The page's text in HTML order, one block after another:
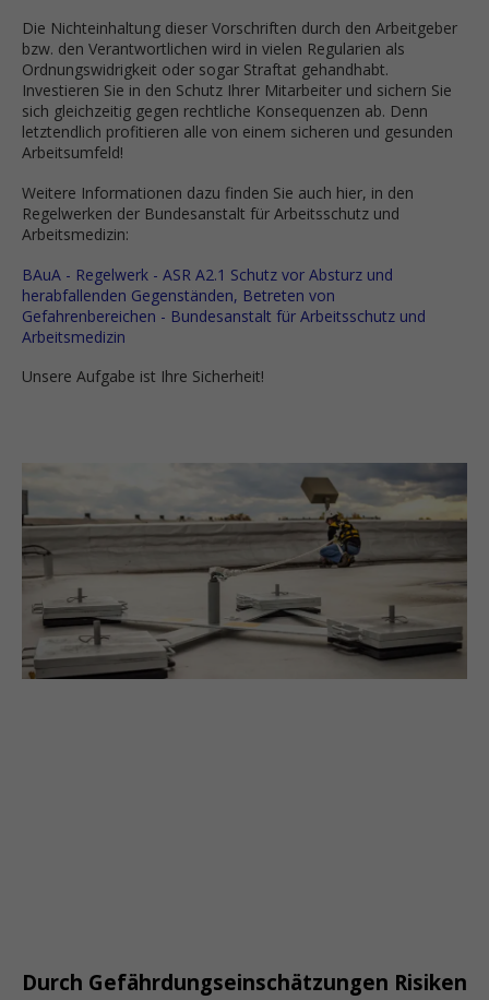
Die Nichteinhaltung dieser Vorschriften durch den Arbeitgeber
bzw. den Verantwortlichen wird in vielen Regularien als
Ordnungswidrigkeit oder sogar Straftat gehandhabt.
Investieren Sie in den Schutz Ihrer Mitarbeiter und sichern Sie
sich gleichzeitig gegen rechtliche Konsequenzen ab. Denn
letztendlich profitieren alle von einem sicheren und gesunden
Arbeitsumfeld!
Weitere Informationen dazu finden Sie auch hier, in den
Regelwerken der Bundesanstalt für Arbeitsschutz und
Arbeitsmedizin:
BAuA - Regelwerk - ASR A2.1 Schutz vor Absturz und
herabfallenden Gegenständen, Betreten von
Gefahrenbereichen - Bundesanstalt für Arbeitsschutz und
Arbeitsmedizin
Unsere Aufgabe ist Ihre Sicherheit!
Durch Gefährdungseinschätzungen Risiken